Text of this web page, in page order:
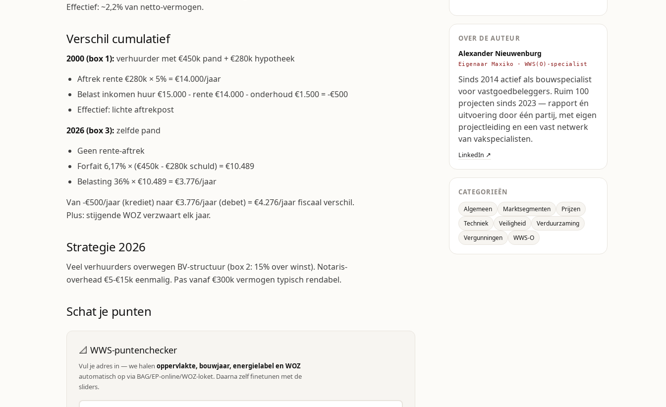
Effectief: ~2,2% van netto-vermogen.
Verschil cumulatief
2000 (box 1): verhuurder met €450k pand + €280k hypotheek
Aftrek rente €280k × 5% = €14.000/jaar
Belast inkomen huur €15.000 - rente €14.000 - onderhoud €1.500 = -€500
Effectief: lichte aftrekpost
2026 (box 3): zelfde pand
Geen rente-aftrek
Forfait 6,17% × (€450k - €280k schuld) = €10.489
Belasting 36% × €10.489 = €3.776/jaar
Van -€500/jaar (krediet) naar €3.776/jaar (debet) = €4.276/jaar fiscaal verschil.
Plus: stijgende WOZ verzwaart elk jaar.
Strategie 2026
Veel verhuurders overwegen BV-structuur (box 2: 15% over winst). Notaris-
overhead €5-€15k eenmalig. Pas vanaf €300k vermogen typisch rendabel.
Schat je punten
📐 WWS-puntenchecker
Vul je adres in — we halen oppervlakte, bouwjaar, energielabel en WOZ
automatisch op via BAG/EP-online/WOZ-loket. Daarna zelf finetunen met de
sliders.
OVER DE AUTEUR
Alexander Nieuwenburg
Eigenaar Maxiko · WWS(O)-specialist
Sinds 2014 actief als bouwspecialist
voor vastgoedbeleggers. Ruim 100
projecten sinds 2023 — rapport én
uitvoering door één partij, met eigen
projectleiding en een vast netwerk
van vakspecialisten.
LinkedIn ↗
CATEGORIEËN
Algemeen Marktsegmenten
Prijzen
Techniek
Veiligheid
Verduurzaming
Vergunningen
WWS-O